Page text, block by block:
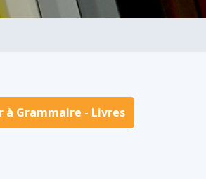
à Grammaire - Livres